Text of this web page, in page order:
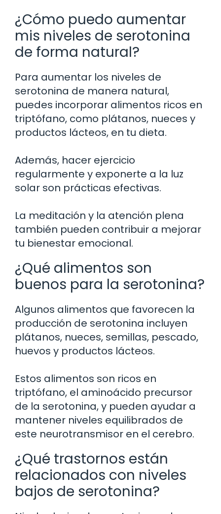
¿Cómo puedo aumentar
mis niveles de serotonina
de forma natural?
Para aumentar los niveles de
serotonina de manera natural,
puedes incorporar alimentos ricos en
triptófano, como plátanos, nueces y
productos lácteos, en tu dieta.
Además, hacer ejercicio
regularmente y exponerte a la luz
solar son prácticas efectivas.
La meditación y la atención plena
también pueden contribuir a mejorar
tu bienestar emocional.
¿Qué alimentos son
buenos para la serotonina?
Algunos alimentos que favorecen la
producción de serotonina incluyen
plátanos, nueces, semillas, pescado,
huevos y productos lácteos.
Estos alimentos son ricos en
triptófano, el aminoácido precursor
de la serotonina, y pueden ayudar a
mantener niveles equilibrados de
este neurotransmisor en el cerebro.
¿Qué trastornos están
relacionados con niveles
bajos de serotonina?